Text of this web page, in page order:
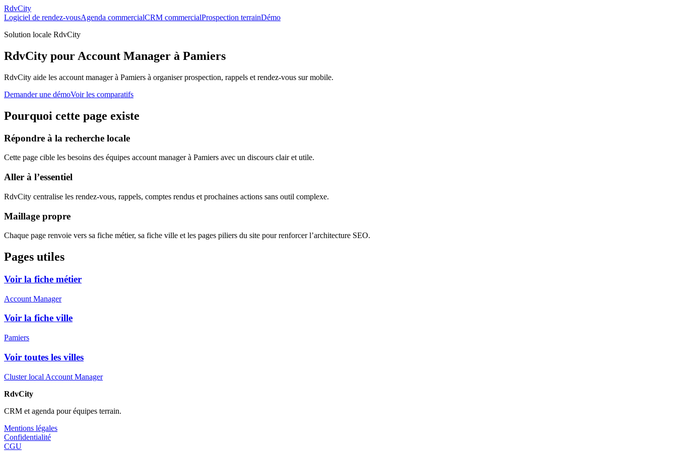
RdvCity
Logiciel de rendez-vousAgenda commercialCRM commercialProspection terrainDémo
Solution locale RdvCity
RdvCity pour Account Manager à Pamiers
RdvCity aide les account manager à Pamiers à organiser prospection, rappels et rendez-vous sur mobile.
Demander une démoVoir les comparatifs
Pourquoi cette page existe
Répondre à la recherche locale
Cette page cible les besoins des équipes account manager à Pamiers avec un discours clair et utile.
Aller à l’essentiel
RdvCity centralise les rendez-vous, rappels, comptes rendus et prochaines actions sans outil complexe.
Maillage propre
Chaque page renvoie vers sa fiche métier, sa fiche ville et les pages piliers du site pour renforcer l’architecture SEO.
Pages utiles
Voir la fiche métier
Account Manager
Voir la fiche ville
Pamiers
Voir toutes les villes
Cluster local Account Manager
RdvCity
CRM et agenda pour équipes terrain.
Mentions légales
Confidentialité
CGU